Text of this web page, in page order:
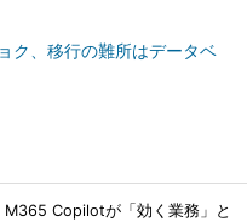
ク、移行の難所はデータベ
Copilotが「効く業務」と